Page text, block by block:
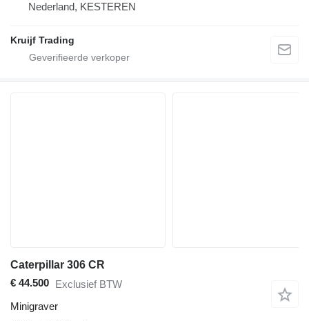
Nederland, KESTEREN
Kruijf Trading
Caterpillar 306 CR
€ 44.500 Exclusief BTW
Minigraver